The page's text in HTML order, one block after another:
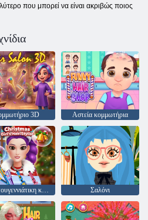
που μπορεί να είναι ακριβώς ποιος
3D Αστεία κομμωτήρια
Χριστουγεννιάτικη κομμωτική για κορίτσι Σαλόνι